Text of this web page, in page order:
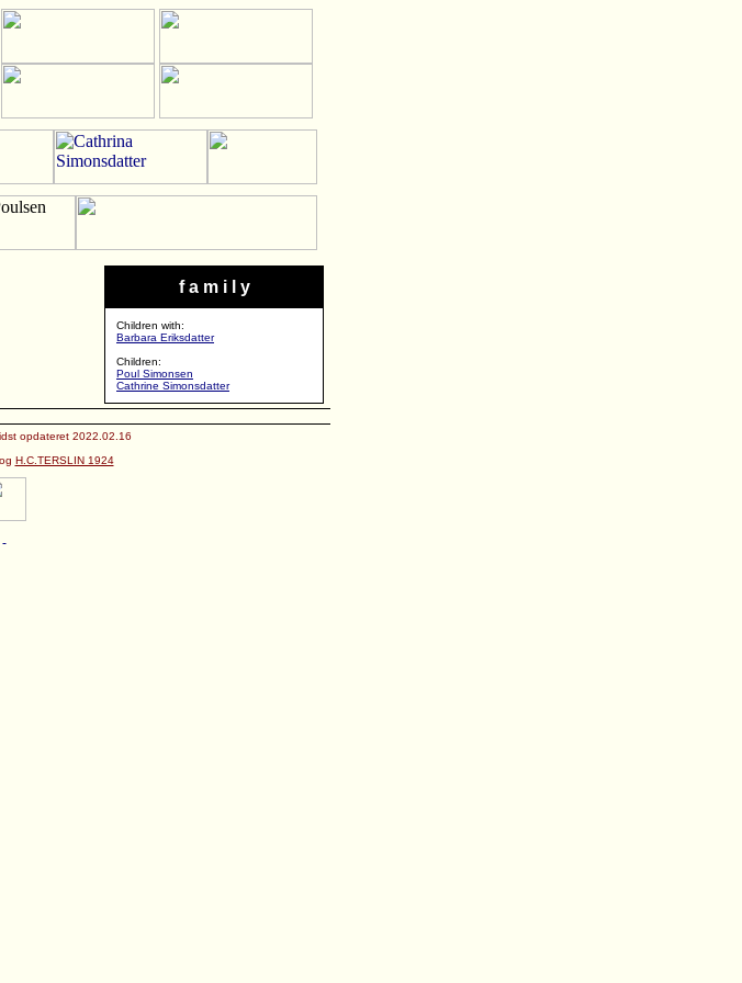
f a m i l y
Children with:
Barbara Eriksdatter
Children:
Poul Simonsen
Cathrine Simonsdatter
opdateret 2022.02.16
og H.C.TERSLIN 1924